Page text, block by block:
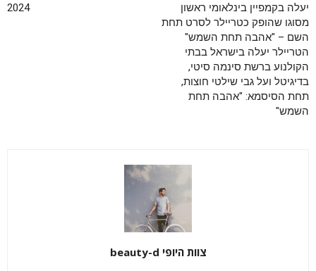
יעלה בקמפיין בינלאומי ראשון
מסוגו שהופק כטריילר לסרט תחת
השם – "אהבה תחת השמש"
הטריילר יעלה בישראל בבתי
הקולנוע ברשת סינמה סיטי,
בדיגיטל ועל גבי שילטי חוצות,
תחת הסיסמא: "אהבה תחת
השמש"
2024
צוות היופי beauty-d